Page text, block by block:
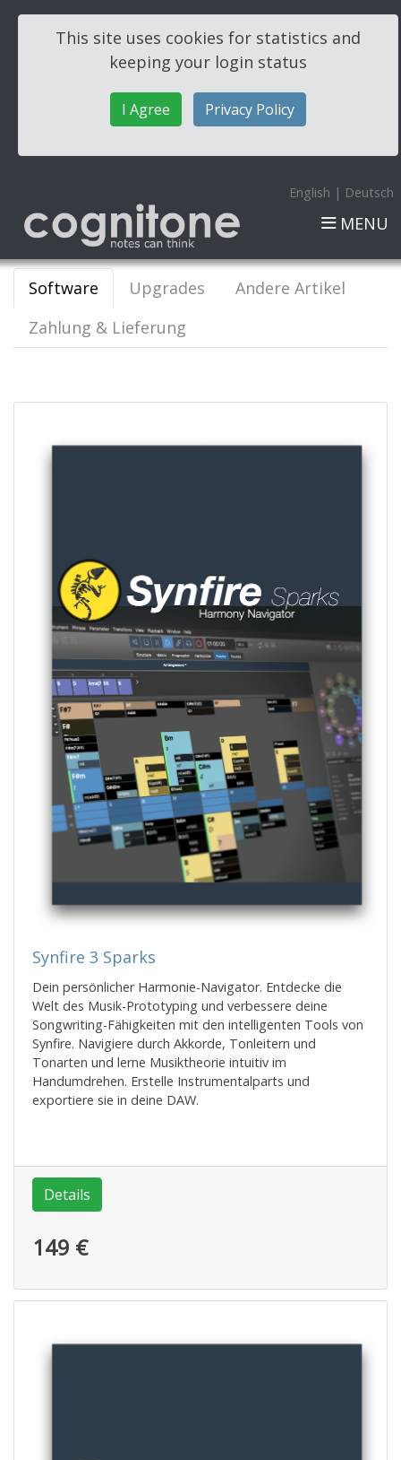
This site uses cookies for statistics and
keeping your login status
I Agree Privacy Policy
English | Deutsch
MENU
Software Upgrades
Andere Artikel
Zahlung & Lieferung
Synfire 3 Sparks
Dein persönlicher Harmonie-Navigator. Entdecke die
Welt des Musik-Prototyping und verbessere deine
Songwriting-Fähigkeiten mit den intelligenten Tools von
Synfire. Navigiere durch Akkorde, Tonleitern und
Tonarten und lerne Musiktheorie intuitiv im
Handumdrehen. Erstelle Instrumentalparts und
exportiere sie in deine DAW.
Details
149 €